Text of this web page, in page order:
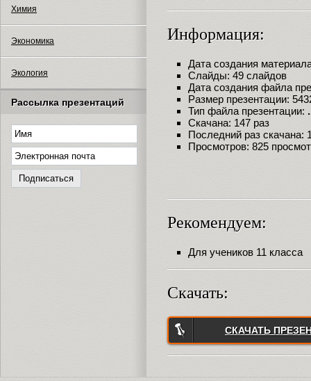
Химия
Экономика
Экология
Рассылка презентаций
Информация:
Дата создания
Слайды: 49 слайдов
Дата создания файла
Размер презентации:
Тип файла презентации:
Скачана: 147 раз
Последний раз скачана:
Просмотров: 825
Рекомендуем:
Для учеников 11 класса
Скачать:
СКАЧАТЬ